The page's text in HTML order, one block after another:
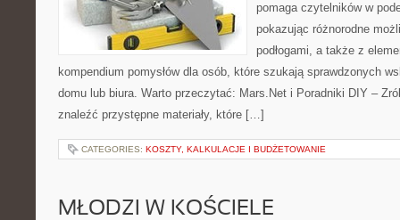
pomaga czytelników w
pokazując różnorodne
podłogami, a także z
kompendium pomysłów dla osób, które szukają sprawdzonych
domu lub biura. Warto przeczytać: Mars.Net i Poradniki DIY –
znaleźć przystępne materiały, które […]
CATEGORIES: KOSZTY, KALKULACJE I BUDŻETOWANIE
MŁODZI W KOŚCIELE